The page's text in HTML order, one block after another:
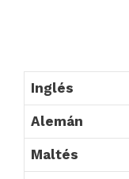
Inglés
Alemán
Maltés